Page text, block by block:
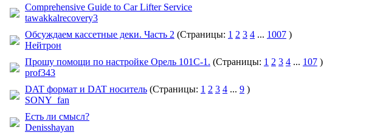
Comprehensive Guide to Car Lifter Service
tawakkalrecovery3
Обсуждаем кассетные деки. Часть 2 (Страницы: 1 2 3 4 ... 1007 )
Нейтрон
Прошу помощи по настройке Орель 101С-1. (Страницы: 1 2 3 4 ... 107 )
prof343
DAT формат и DAT носитель (Страницы: 1 2 3 4 ... 9 )
SONY_fan
Есть ли смысл?
Denisshayan